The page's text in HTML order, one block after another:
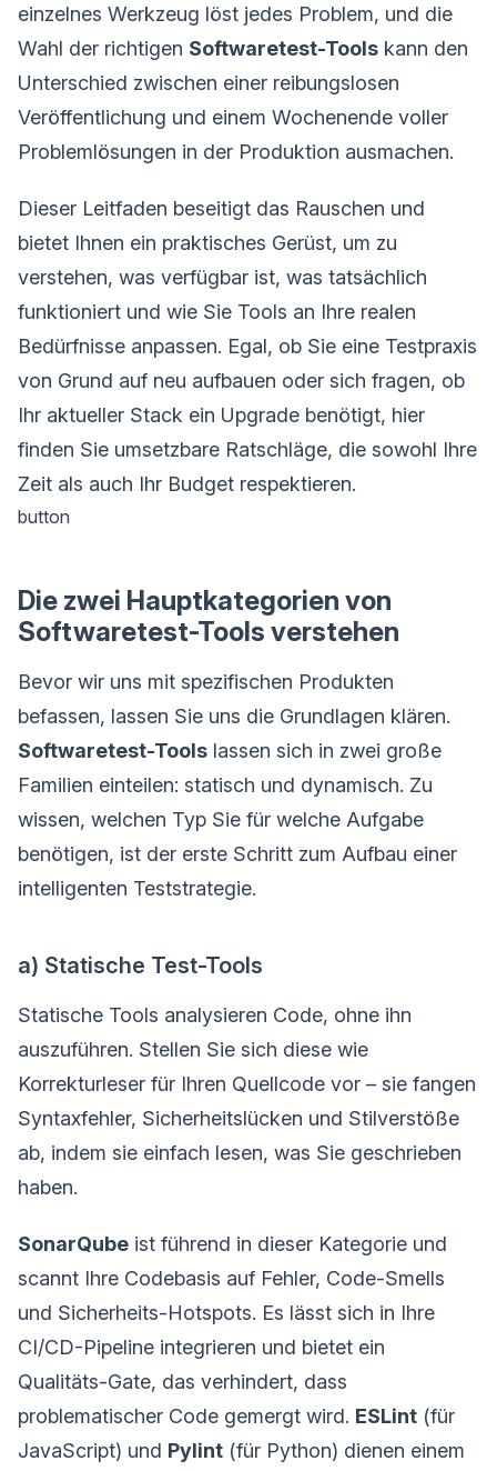
einzelnes Werkzeug löst jedes Problem, und die
Wahl der richtigen Softwaretest-Tools kann den
Unterschied zwischen einer reibungslosen
Veröffentlichung und einem Wochenende voller
Problemlösungen in der Produktion ausmachen.
Dieser Leitfaden beseitigt das Rauschen und
bietet Ihnen ein praktisches Gerüst, um zu
verstehen, was verfügbar ist, was tatsächlich
funktioniert und wie Sie Tools an Ihre realen
Bedürfnisse anpassen. Egal, ob Sie eine Testpraxis
von Grund auf neu aufbauen oder sich fragen, ob
Ihr aktueller Stack ein Upgrade benötigt, hier
finden Sie umsetzbare Ratschläge, die sowohl Ihre
Zeit als auch Ihr Budget respektieren.
button
Die zwei Hauptkategorien von
Softwaretest-Tools verstehen
Bevor wir uns mit spezifischen Produkten
befassen, lassen Sie uns die Grundlagen klären.
Softwaretest-Tools lassen sich in zwei große
Familien einteilen: statisch und dynamisch. Zu
wissen, welchen Typ Sie für welche Aufgabe
benötigen, ist der erste Schritt zum Aufbau einer
intelligenten Teststrategie.
a) Statische Test-Tools
Statische Tools analysieren Code, ohne ihn
auszuführen. Stellen Sie sich diese wie
Korrekturleser für Ihren Quellcode vor – sie fangen
Syntaxfehler, Sicherheitslücken und Stilverstöße
ab, indem sie einfach lesen, was Sie geschrieben
haben.
SonarQube ist führend in dieser Kategorie und
scannt Ihre Codebasis auf Fehler, Code-Smells
und Sicherheits-Hotspots. Es lässt sich in Ihre
CI/CD-Pipeline integrieren und bietet ein
Qualitäts-Gate, das verhindert, dass
problematischer Code gemergt wird. ESLint (für
JavaScript) und Pylint (für Python) dienen einem